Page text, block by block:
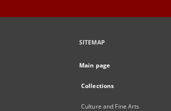
SITEMAP
Main page
Collections
Culture and Fine Arts